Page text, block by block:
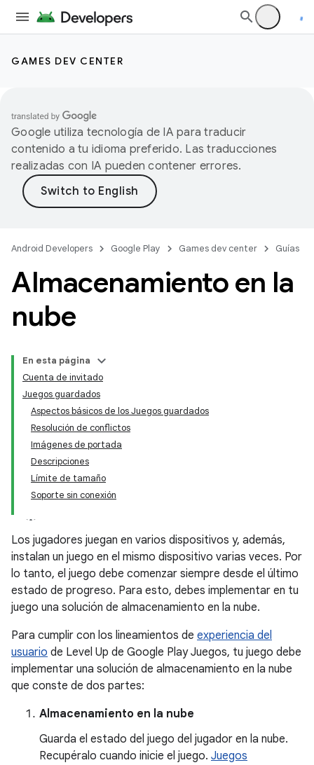
GAMES DEV CENTER
Google utiliza tecnología de IA para traducir
contenido a tu idioma preferido. Las traducciones
realizadas con IA pueden contener errores.
Android Developers Google Play Games dev center Guías
Almacenamiento en la
nube
En esta página
Cuenta de invitado
Juegos guardados
Aspectos básicos de los Juegos guardados
Resolución de conflictos
Imágenes de portada
Descripciones
Límite de tamaño
Soporte sin conexión
Los jugadores juegan en varios dispositivos y, además,
instalan un juego en el mismo dispositivo varias veces. Por
lo tanto, el juego debe comenzar siempre desde el último
estado de progreso. Para esto, debes implementar en tu
juego una solución de almacenamiento en la nube.
Para cumplir con los lineamientos de experiencia del
usuario de Level Up de Google Play Juegos, tu juego debe
implementar una solución de almacenamiento en la nube
que conste de dos partes:
Almacenamiento en la nube
Guarda el estado del juego del jugador en la nube.
Recupéralo cuando inicie el juego. Juegos